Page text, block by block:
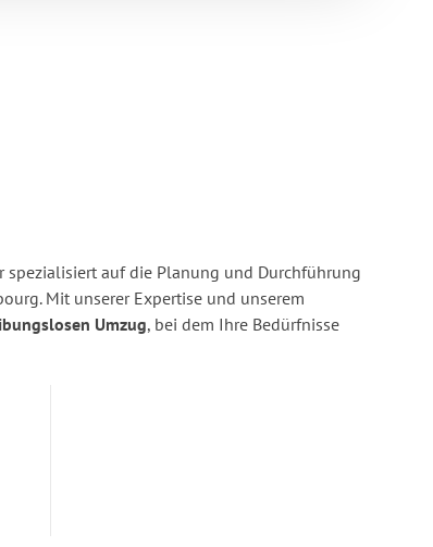
spezialisiert auf die Planung und Durchführung
Mit unserer Expertise und unserem
Umzug, bei dem Ihre Bedürfnisse